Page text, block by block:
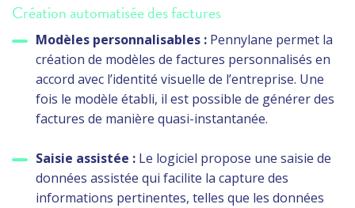
Création automatisée des factures
Modèles personnalisables : Pennylane permet la
création de modèles de factures personnalisés en
accord avec l’identité visuelle de l’entreprise. Une
fois le modèle établi, il est possible de générer des
factures de manière quasi-instantanée.
Saisie assistée : Le logiciel propose une saisie de
données assistée qui facilite la capture des
informations pertinentes, telles que les données